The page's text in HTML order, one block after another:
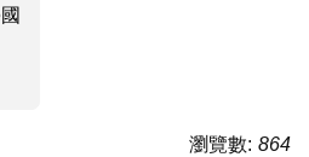
瀏覽數: 864